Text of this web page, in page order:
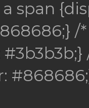
span
/*
#3b3b3b;}